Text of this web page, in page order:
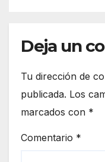
Deja un
Tu dirección de
publicada. Los
marcados con *
Comentario *